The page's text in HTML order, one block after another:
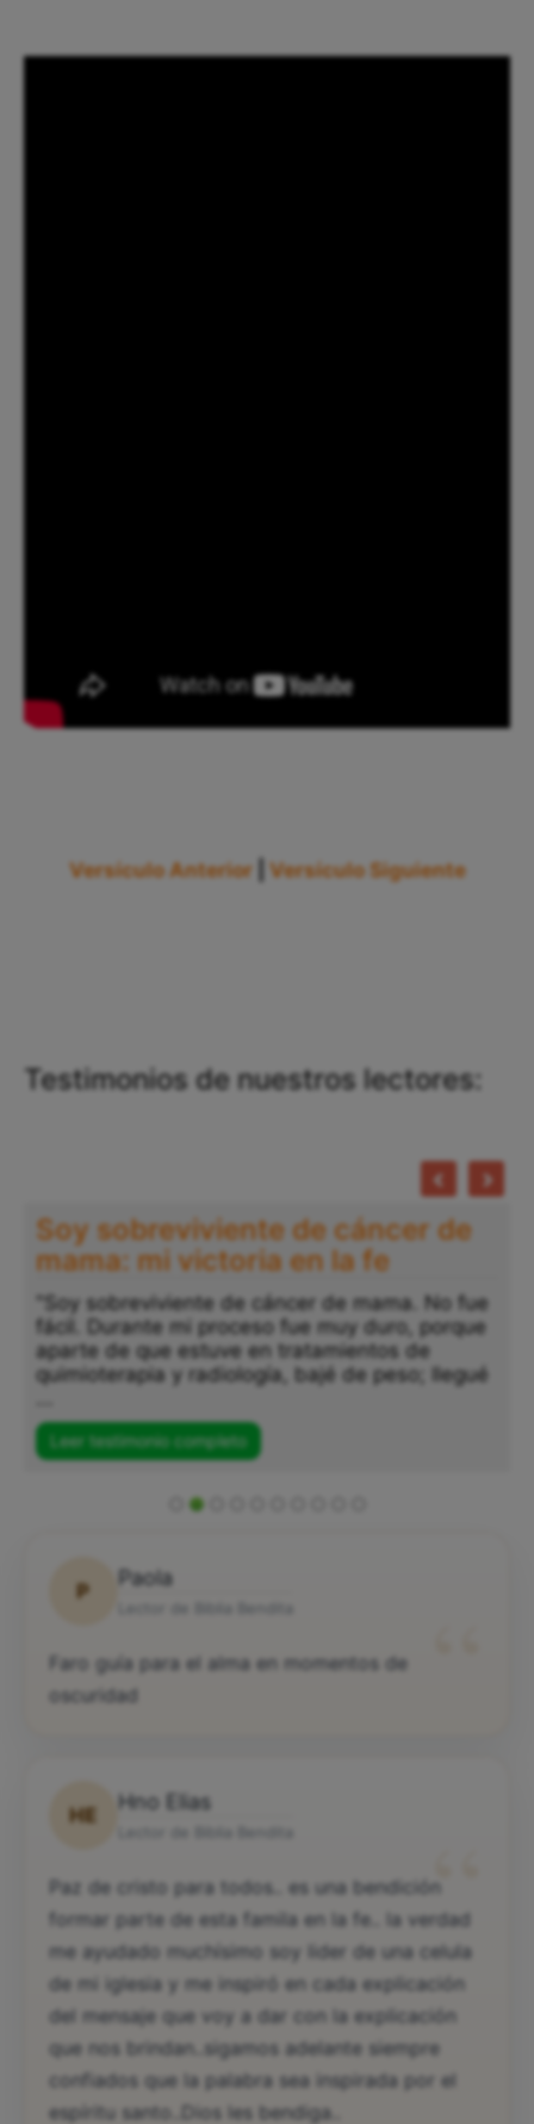
Versículo Anterior Versículo Siguiente
Testimonios de nuestros lectores:
Soy sobreviviente de cáncer de
mama: mi victoria en la fe
"Soy sobreviviente de cáncer de mama. No fue
fácil. Durante mi proceso fue muy duro, porque
aparte de que estuve en tratamientos de
quimioterapia y radiología, bajé de peso; llegué
Leer testimonio completo
P
Paola
Faro guía para el alma en momentos de
oscuridad
HE
Hno Elias
“
Paz de cristo para todos.. es una bendición
formar parte de esta famila en la fe.. la verdad
me ayudado muchísimo soy lider de una celula
de mi iglesia y me inspiró en cada explicación
del mensaje que voy a dar con la explicación
que nos brindan..sigamos adelante siempre
confiados que la palabra sea inspirada por el
espíritu santo..Dios les bendiga..